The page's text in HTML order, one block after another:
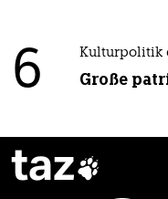
6 Kulturpolitik
Große
taz